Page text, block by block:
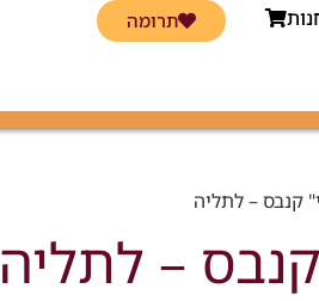
תרומה
קנבס – לתליה
– לתליה